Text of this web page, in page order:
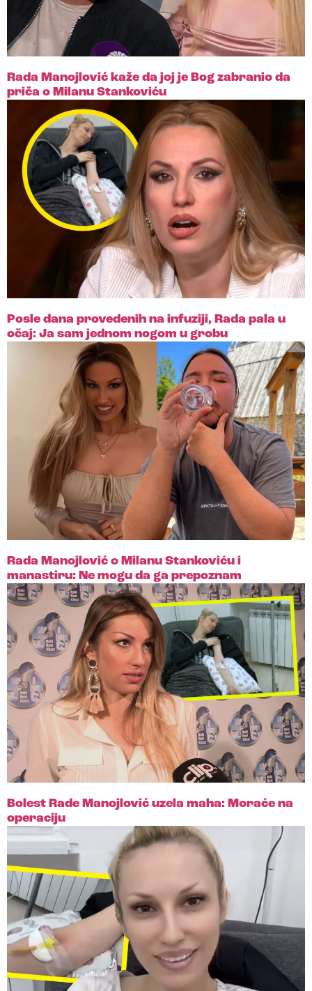
Rada Manojlović kaže da joj je Bog zabranio da
priča o Milanu Stankoviću
Posle dana provedenih na infuziji, Rada pala u
očaj: Ja sam jednom nogom u grobu
Rada Manojlović o Milanu Stankoviću i
manastiru: Ne mogu da ga prepoznam
Bolest Rade Manojlović uzela maha: Moraće na
operaciju